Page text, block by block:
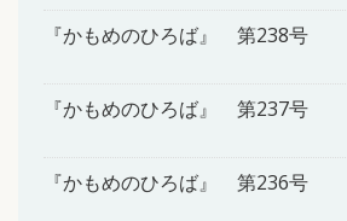
『かもめのひろば』 第238号
『かもめのひろば』 第237号
『かもめのひろば』 第236号